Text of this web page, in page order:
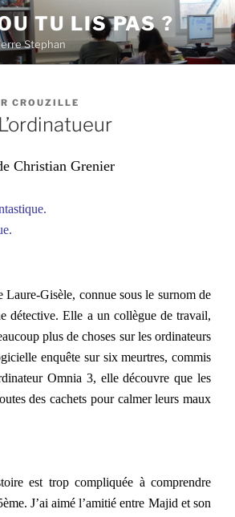
TU LIS PAS ?
Stephan
CROUZILLE
Christian Grenier
Laure-Gisèle, connue sous le surnom de
détective. Elle a un collègue de travail,
plus de choses sur les ordinateurs
enquête sur six meurtres, commis
Omnia 3, elle découvre que les
des cachets pour calmer leurs maux
est trop compliquée à comprendre
J’ai aimé l’amitié entre Majid et son